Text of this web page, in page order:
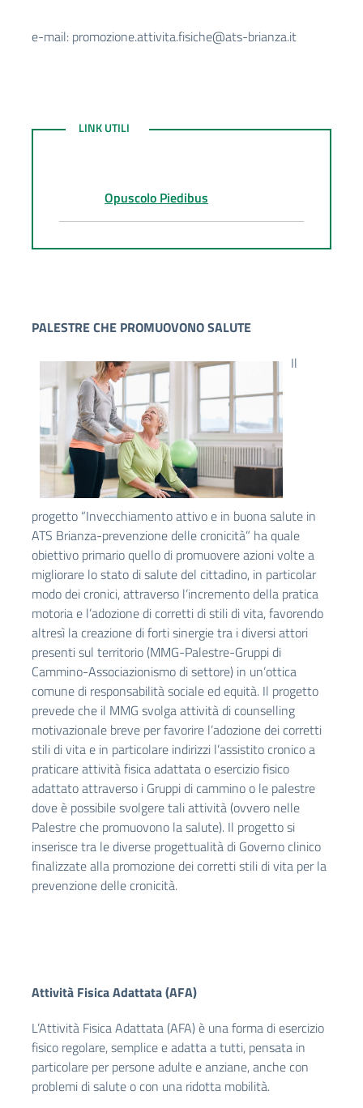
e-mail: promozione.attivita.fisiche@ats-brianza.it
LINK UTILI
LINK UTILI
Opuscolo Piedibus
PALESTRE CHE PROMUOVONO SALUTE
Il
progetto “Invecchiamento attivo e in buona salute in
ATS Brianza-prevenzione delle cronicità” ha quale
obiettivo primario quello di promuovere azioni volte a
migliorare lo stato di salute del cittadino, in particolar
modo dei cronici, attraverso l’incremento della pratica
motoria e l’adozione di corretti di stili di vita, favorendo
altresì la creazione di forti sinergie tra i diversi attori
presenti sul territorio (MMG-Palestre-Gruppi di
Cammino-Associazionismo di settore) in un’ottica
comune di responsabilità sociale ed equità. Il progetto
prevede che il MMG svolga attività di counselling
motivazionale breve per favorire l’adozione dei corretti
stili di vita e in particolare indirizzi l’assistito cronico a
praticare attività fisica adattata o esercizio fisico
adattato attraverso i Gruppi di cammino o le palestre
dove è possibile svolgere tali attività (ovvero nelle
Palestre che promuovono la salute). Il progetto si
inserisce tra le diverse progettualità di Governo clinico
finalizzate alla promozione dei corretti stili di vita per la
prevenzione delle cronicità.
Attività Fisica Adattata (AFA)
L’Attività Fisica Adattata (AFA) è una forma di esercizio
fisico regolare, semplice e adatta a tutti, pensata in
particolare per persone adulte e anziane, anche con
problemi di salute o con una ridotta mobilità.